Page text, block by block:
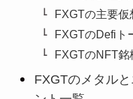
FXGTの主要仮
FXGTのDefiト
FXGTのNFT銘
FXGTのメタル